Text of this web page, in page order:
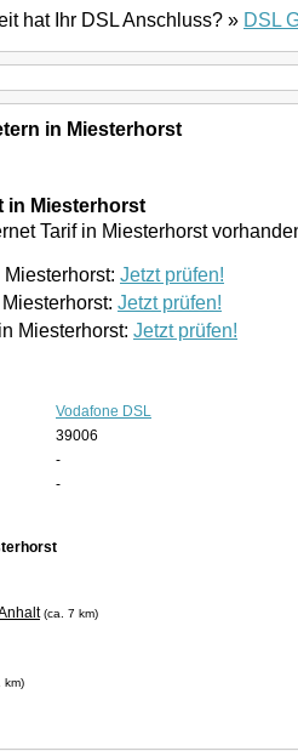
hat Ihr DSL Anschluss? » DSL
in Miesterhorst
in Miesterhorst
Tarif in Miesterhorst
Jetzt prüfen!
Jetzt prüfen!
Miesterhorst: Jetzt prüfen!
Vodafone DSL
39006
-
-
(ca. 7 km)
km)